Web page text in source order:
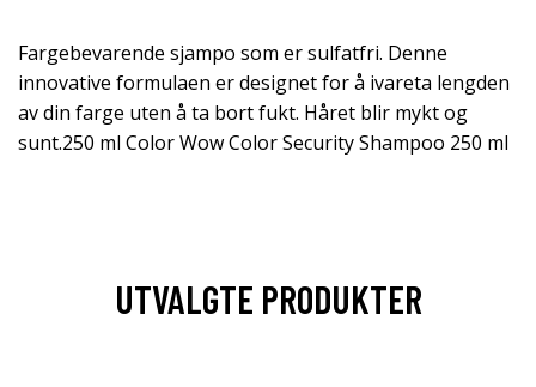
Fargebevarende sjampo som er sulfatfri. Denne
innovative formulaen er designet for å ivareta lengden
av din farge uten å ta bort fukt. Håret blir mykt og
sunt.250 ml Color Wow Color Security Shampoo 250 ml
UTVALGTE PRODUKTER